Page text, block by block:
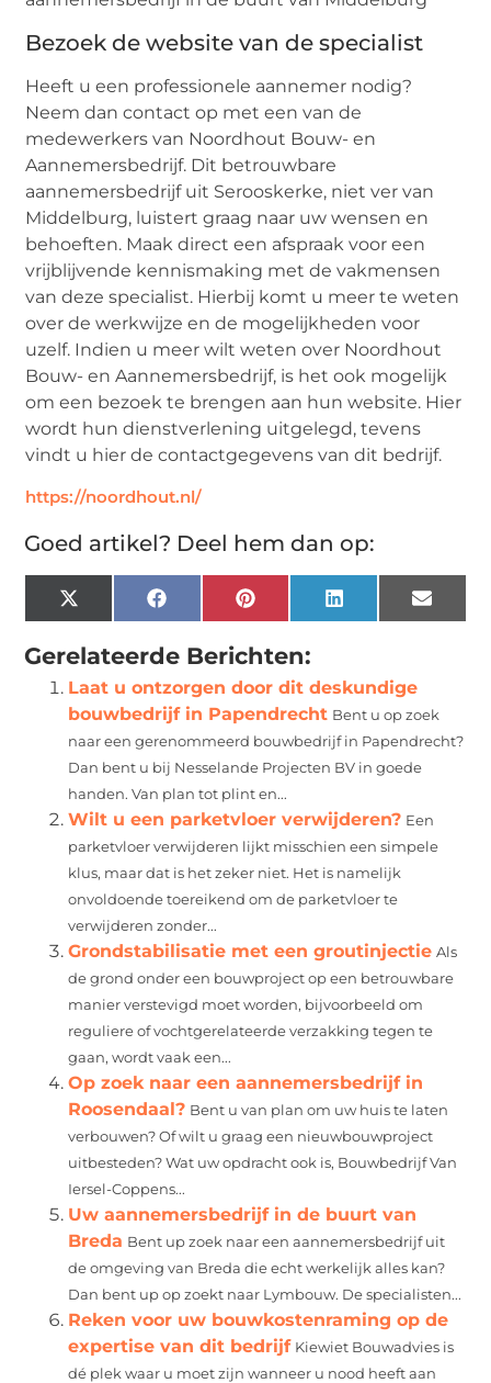
Bezoek de website van de specialist
Heeft u een professionele aannemer nodig?
Neem dan contact op met een van de
medewerkers van Noordhout Bouw- en
Aannemersbedrijf. Dit betrouwbare
aannemersbedrijf uit Serooskerke, niet ver van
Middelburg, luistert graag naar uw wensen en
behoeften. Maak direct een afspraak voor een
vrijblijvende kennismaking met de vakmensen
van deze specialist. Hierbij komt u meer te weten
over de werkwijze en de mogelijkheden voor
uzelf. Indien u meer wilt weten over Noordhout
Bouw- en Aannemersbedrijf, is het ook mogelijk
om een bezoek te brengen aan hun website. Hier
wordt hun dienstverlening uitgelegd, tevens
vindt u hier de contactgegevens van dit bedrijf.
https://noordhout.nl/
Goed artikel? Deel hem dan op:
X
(Twitter)
FacebookPinterest LinkedIn Email
Gerelateerde Berichten:
Laat u ontzorgen door dit deskundige
bouwbedrijf in Papendrecht Bent u op zoek
naar een gerenommeerd bouwbedrijf in Papendrecht?
Dan bent u bij Nesselande Projecten BV in goede
handen. Van plan tot plint en...
Wilt u een parketvloer verwijderen? Een
parketvloer verwijderen lijkt misschien een simpele
klus, maar dat is het zeker niet. Het is namelijk
onvoldoende toereikend om de parketvloer te
verwijderen zonder...
Grondstabilisatie met een groutinjectie Als
de grond onder een bouwproject op een betrouwbare
manier verstevigd moet worden, bijvoorbeeld om
reguliere of vochtgerelateerde verzakking tegen te
gaan, wordt vaak een...
Op zoek naar een aannemersbedrijf in
Roosendaal? Bent u van plan om uw huis te laten
verbouwen? Of wilt u graag een nieuwbouwproject
uitbesteden? Wat uw opdracht ook is, Bouwbedrijf Van
Iersel-Coppens...
Uw aannemersbedrijf in de buurt van
Breda Bent up zoek naar een aannemersbedrijf uit
de omgeving van Breda die echt werkelijk alles kan?
Dan bent up op zoekt naar Lymbouw. De specialisten...
Reken voor uw bouwkostenraming op de
expertise van dit bedrijf Kiewiet Bouwadvies is
dé plek waar u moet zijn wanneer u nood heeft aan